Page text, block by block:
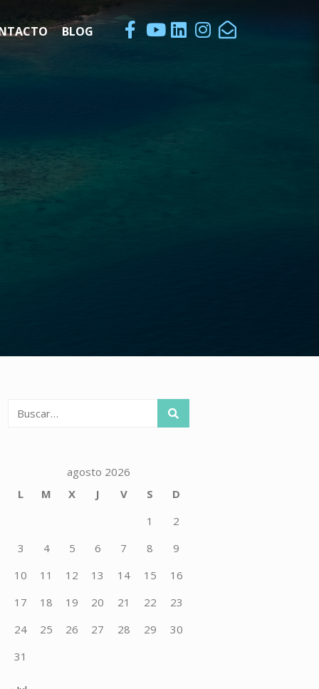
BLOG
Buscar:
agosto 2026
L
M X J V S
D
1
2
3
4 5 6 7 8
9
10
11 12 13 14 15
16
17
18 19 20 21 22
23
24
25 26 27 28 29
30
31